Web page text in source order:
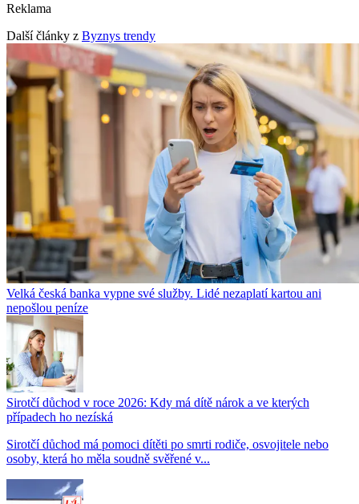
Reklama
Další články z Byznys trendy
Velká česká banka vypne své služby. Lidé nezaplatí kartou ani
nepošlou peníze
Sirotčí důchod v roce 2026: Kdy má dítě nárok a ve kterých
případech ho nezíská
Sirotčí důchod má pomoci dítěti po smrti rodiče, osvojitele nebo
osoby, která ho měla soudně svěřené v...